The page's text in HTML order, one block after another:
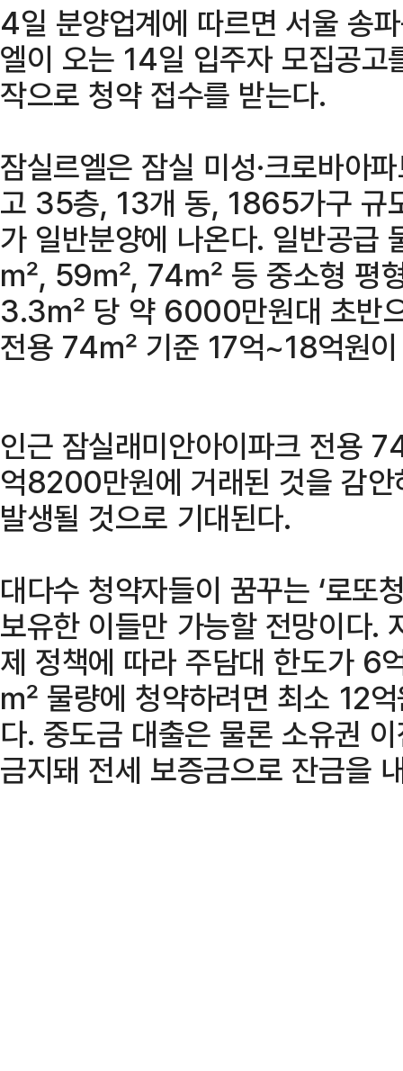
4일 분양업계에 따르면 서울 송
엘이 오는 14일 입주자 모집공
작으로 청약 접수를 받는다.
잠실르엘은 잠실 미성·크로바아
고 35층, 13개 동, 1865가구 규
가 일반분양에 나온다. 일반공
㎡, 59㎡, 74㎡ 등 중소형 평형
3.3㎡ 당 약 6000만원대 초반
전용 74㎡ 기준 17억~18억원이
인근 잠실래미안아이파크 전용
억8200만원에 거래된 것을 감
발생될 것으로 기대된다.
대다수 청약자들이 꿈꾸는 ‘로또
보유한 이들만 가능할 전망이다.
제 정책에 따라 주담대 한도가 6
㎡ 물량에 청약하려면 최소 12
다. 중도금 대출은 물론 소유권
금지돼 전세 보증금으로 잔금을